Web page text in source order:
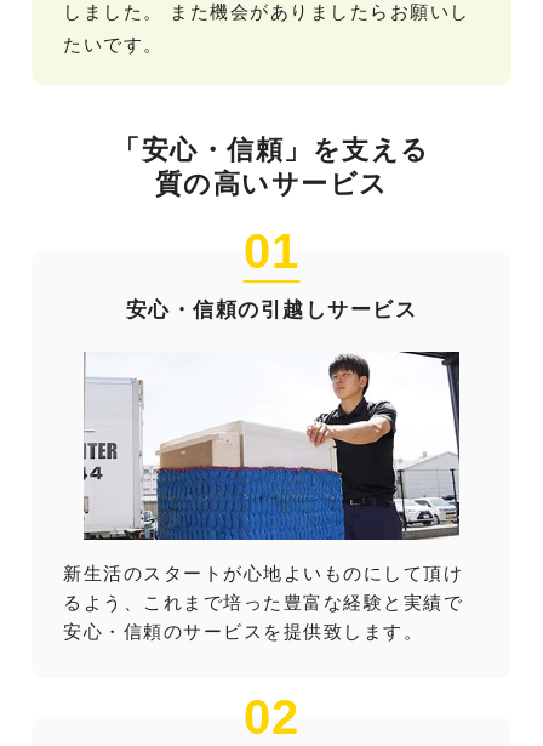
しました。 また機会がありましたらお願いし
たいです。
「安心・信頼」を支える
質の高いサービス
01
安心・信頼の引越しサービス
新生活のスタートが心地よいものにして頂け
るよう、これまで培った豊富な経験と実績で
安心・信頼のサービスを提供致します。
02